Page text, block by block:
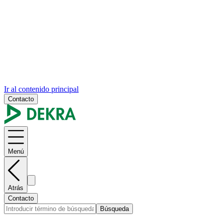
Ir al contenido principal
Contacto
Menú
Atrás
Contacto
Búsqueda